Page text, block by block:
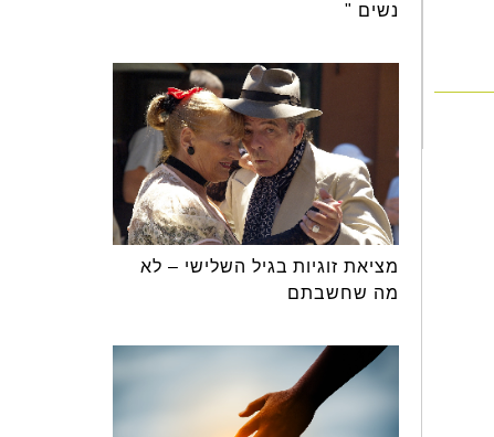
נשים "
מציאת זוגיות בגיל השלישי – לא
מה שחשבתם